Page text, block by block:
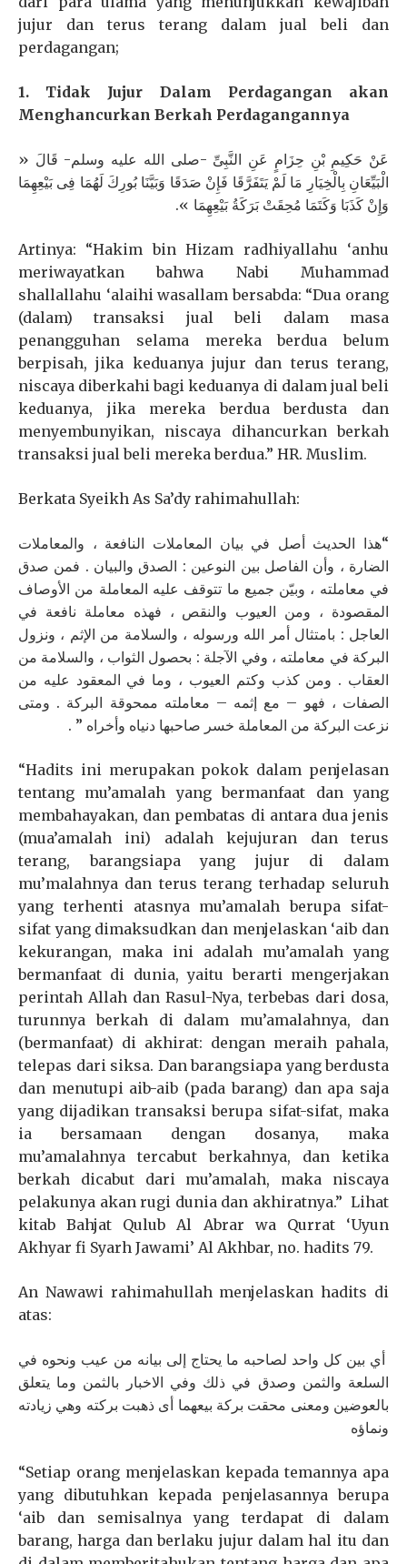
jujur dan terus terang dalam jual beli dan
perdagangan;
1. Tidak Jujur Dalam Perdagangan akan
Menghancurkan Berkah Perdagangannya
عَنْ حَكِيمِ بْنِ حِزَامٍ عَنِ النَّبِىِّ -صلى الله عليه وسلم- قَالَ «
الْبَيِّعَانِ بِالْخِيَارِ مَا لَمْ يَتَفَرَّقَا فَإِنْ صَدَقَا وَبَيَّنَا بُورِكَ لَهُمَا فِى بَيْعِهِمَا
وَإِنْ كَذَبَا وَكَتَمَا مُحِقَتْ بَرَكَةُ بَيْعِهِمَا ».
Artinya: “Hakim bin Hizam radhiyallahu ‘anhu
meriwayatkan bahwa Nabi Muhammad
shallallahu ‘alaihi wasallam bersabda: “Dua orang
(dalam) transaksi jual beli dalam masa
penangguhan selama mereka berdua belum
berpisah, jika keduanya jujur dan terus terang,
niscaya diberkahi bagi keduanya di dalam jual beli
keduanya, jika mereka berdua berdusta dan
menyembunyikan, niscaya dihancurkan berkah
transaksi jual beli mereka berdua.” HR. Muslim.
Berkata Syeikh As Sa’dy rahimahullah:
“هذا الحديث أصل في بيان المعاملات النافعة ، والمعاملات
الضارة ، وأن الفاصل بين النوعين : الصدق والبيان . فمن صدق
في معاملته ، وبيّن جميع ما تتوقف عليه المعاملة من الأوصاف
المقصودة ، ومن العيوب والنقص ، فهذه معاملة نافعة في
العاجل : بامتثال أمر الله ورسوله ، والسلامة من الإثم ، ونزول
البركة في معاملته ، وفي الآجلة : بحصول الثواب ، والسلامة من
العقاب . ومن كذب وكتم العيوب ، وما في المعقود عليه من
الصفات ، فهو – مع إثمه – معاملته ممحوقة البركة . ومتى
نزعت البركة من المعاملة خسر صاحبها دنياه وأخراه ” .
“Hadits ini merupakan pokok dalam penjelasan
tentang mu’amalah yang bermanfaat dan yang
membahayakan, dan pembatas di antara dua jenis
(mua’amalah ini) adalah kejujuran dan terus
terang, barangsiapa yang jujur di dalam
mu’malahnya dan terus terang terhadap seluruh
yang terhenti atasnya mu’amalah berupa sifat-
sifat yang dimaksudkan dan menjelaskan ‘aib dan
kekurangan, maka ini adalah mu’amalah yang
bermanfaat di dunia, yaitu berarti mengerjakan
perintah Allah dan Rasul-Nya, terbebas dari dosa,
turunnya berkah di dalam mu’amalahnya, dan
(bermanfaat) di akhirat: dengan meraih pahala,
telepas dari siksa. Dan barangsiapa yang berdusta
dan menutupi aib-aib (pada barang) dan apa saja
yang dijadikan transaksi berupa sifat-sifat, maka
ia bersamaan dengan dosanya, maka
mu’amalahnya tercabut berkahnya, dan ketika
berkah dicabut dari mu’amalah, maka niscaya
pelakunya akan rugi dunia dan akhiratnya.” Lihat
kitab Bahjat Qulub Al Abrar wa Qurrat ‘Uyun
Akhyar fi Syarh Jawami’ Al Akhbar, no. hadits 79.
An Nawawi rahimahullah menjelaskan hadits di
atas:
أي بين كل واحد لصاحبه ما يحتاج إلى بيانه من عيب ونحوه في
السلعة والثمن وصدق في ذلك وفي الاخبار بالثمن وما يتعلق
بالعوضين ومعنى محقت بركة بيعهما أى ذهبت بركته وهي زيادته
ونماؤه
“Setiap orang menjelaskan kepada temannya apa
yang dibutuhkan kepada penjelasannya berupa
‘aib dan semisalnya yang terdapat di dalam
barang, harga dan berlaku jujur dalam hal itu dan